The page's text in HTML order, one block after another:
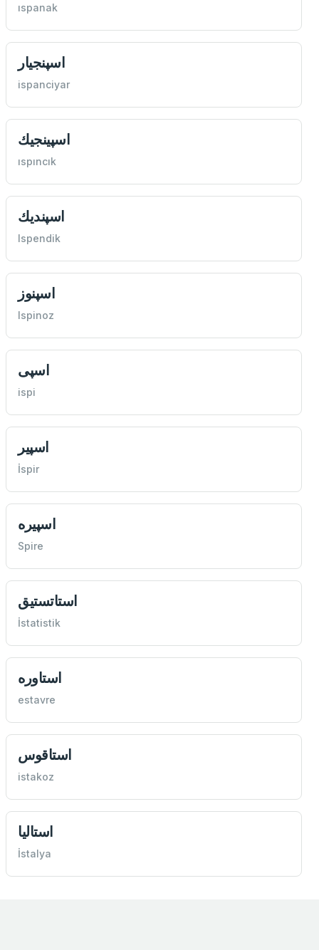
ıspanak
اسپنجيار
ispanciyar
اسپينجيك
ıspıncık
اسپنديك
Ispendik
اسپنوز
Ispinoz
اسپی
ispi
اسپير
İspir
اسپيره
Spire
استاتستيق
İstatistik
استاوره
estavre
استاقوس
istakoz
استاليا
İstalya